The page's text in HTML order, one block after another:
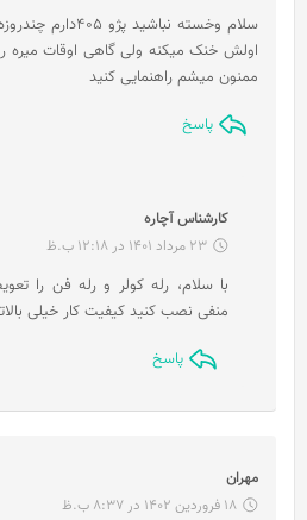
ت
سلام وخسته
اولش خنک میکنه ولی گاهی اوقات میره
ممنون میشم راهنمایی کنید
پاسخ
کارشناس آچاره
ف
ت
23 مرداد 1401 در 12:18 ب.ظ
با سلام، رله کولر و رله فن را
منفی نصب کنید کیفیت کار خیلی
پاسخ
مهران
ف18 فروردین 1402 در 8:37 ب.ظ